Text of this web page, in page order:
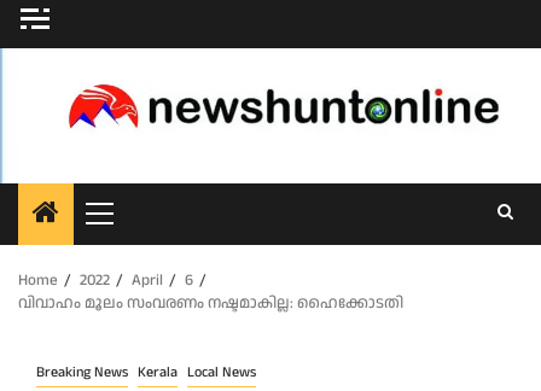
Skip
to
Primary
Menu
Home
2022 April
6
വിവാഹം മൂലം സംവരണം നഷ്ടമാകില്ല: ഹൈക്കോടതി
Breaking News Kerala Local News